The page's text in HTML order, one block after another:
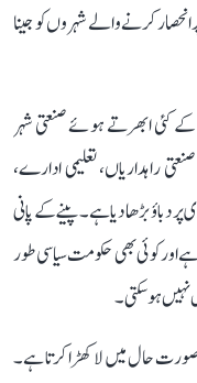
کرنے والے شہروں کو جینا
کے کئی ابھرتے ہوئے صنعتی شہر
راہداریاں، تعلیمی ادارے،
دباؤ بڑھا دیا ہے۔ پینے کے پانی
اور کوئی بھی حکومت سیاسی طور
ہو سکتی۔
حال میں لا کھڑا کرتا ہے۔